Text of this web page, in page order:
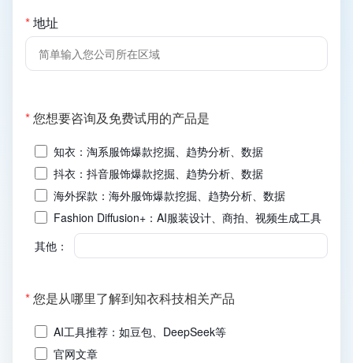
*地址
*您想要咨询及免费试用的产品是
知衣：淘系服饰爆款挖掘、趋势分析、数据
抖衣：抖音服饰爆款挖掘、趋势分析、数据
海外探款：海外服饰爆款挖掘、趋势分析、数据
Fashion Diffusion+：AI服装设计、商拍、视频生成工具
其他：
*您是从哪里了解到知衣科技相关产品
AI工具推荐：如豆包、DeepSeek等
官网文章